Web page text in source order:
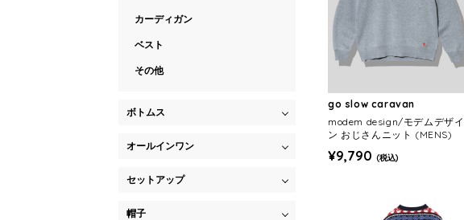
go slow caravan
modem design/モデムデザイ
ン おじさんニット (MENS)
¥9,790 (税込)
カーディガン
ベスト
その他
ボトムス
オールインワン
セットアップ
帽子